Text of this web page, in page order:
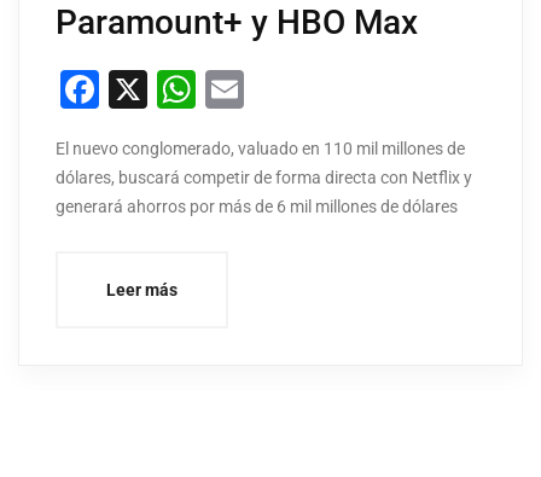
Paramount+ y HBO Max
Facebook
X WhatsApp
El nuevo conglomerado, valuado en 110 mil millones de
dólares, buscará competir de forma directa con Netflix y
generará ahorros por más de 6 mil millones de dólares
Leer más